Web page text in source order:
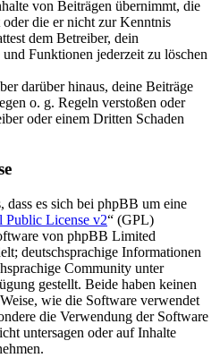
von Beiträgen übernimmt, die
oder die er nicht zur Kenntnis
dem Betreiber, dein
Funktionen jederzeit zu löschen
darüber hinaus, deine Beiträge
o. g. Regeln verstoßen oder
oder einem Dritten Schaden
es sich bei phpBB um eine
Public License v2“ (GPL)
von phpBB Limited
deutschsprachige Informationen
Community unter
gestellt. Beide haben keinen
wie die Software verwendet
die Verwendung der Software
untersagen oder auf Inhalte